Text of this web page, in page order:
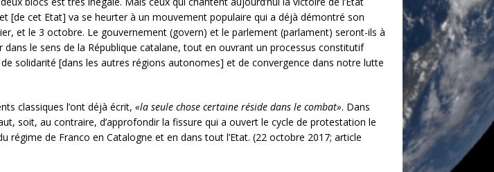
[de cet Etat] va se heurter à un mouvement populaire qui a déjà démontré son
et le 3 octobre. Le gouvernement (govern) et le parlement (parlament) seront-ils à
le sens de la République catalane, tout en ouvrant un processus constitutif
solidarité [dans les autres régions autonomes] et de convergence dans notre lutte
classiques l’ont déjà écrit, «la seule chose certaine réside dans le combat». Dans
soit, au contraire, d’approfondir la fissure qui a ouvert le cycle de protestation le
régime de Franco en Catalogne et en dans tout l’Etat. (22 octobre 2017; article